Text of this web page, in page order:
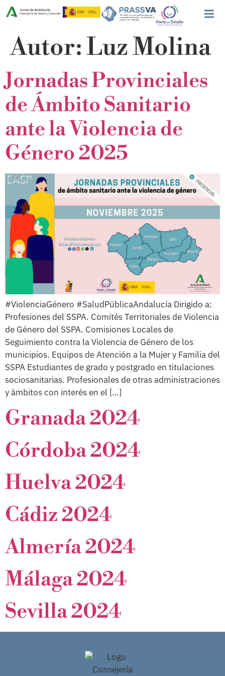
Autor:Luz Molina
Jornadas Provinciales
de Ámbito Sanitario
ante la Violencia de
Género 2025
#ViolenciaGénero #SaludPúblicaAndalucía Dirigido a:
Profesiones del SSPA. Comités Territoriales de Violencia
de Género del SSPA. Comisiones Locales de
Seguimiento contra la Violencia de Género de los
municipios. Equipos de Atención a la Mujer y Familia del
SSPA Estudiantes de grado y postgrado en titulaciones
sociosanitarias. Profesionales de otras administraciones
y ámbitos con interés en el […]
Granada 2024
Córdoba 2024
Huelva 2024
Cádiz 2024
Almería 2024
Málaga 2024
Sevilla 2024